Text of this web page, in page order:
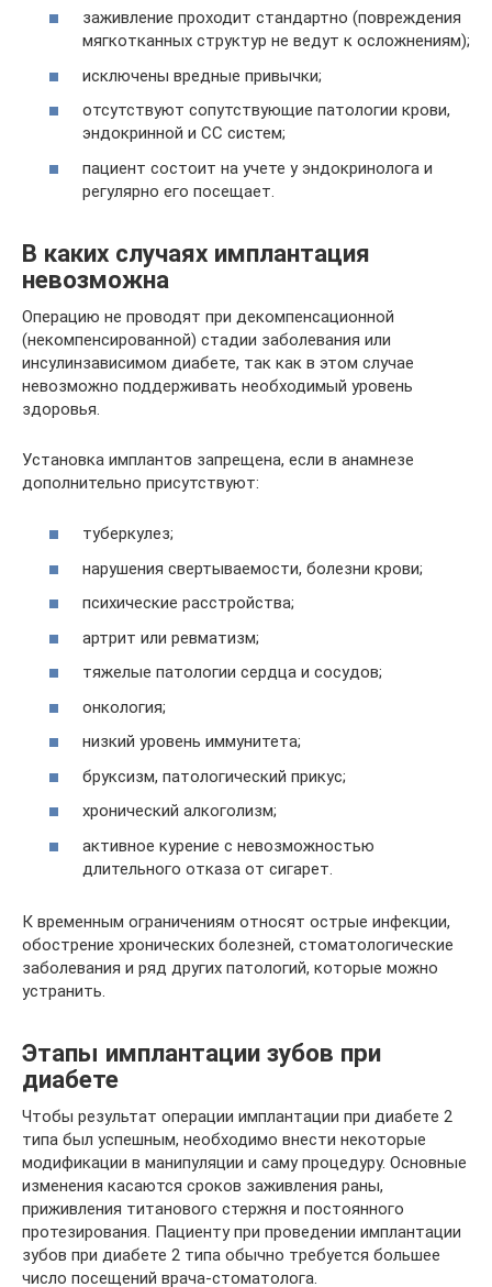
заживление проходит стандартно (повреждения
мягкотканных структур не ведут к осложнениям);
исключены вредные привычки;
отсутствуют сопутствующие патологии крови,
эндокринной и СС систем;
пациент состоит на учете у эндокринолога и
регулярно его посещает.
В каких случаях имплантация
невозможна
Операцию не проводят при декомпенсационной
(некомпенсированной) стадии заболевания или
инсулинзависимом диабете, так как в этом случае
невозможно поддерживать необходимый уровень
здоровья.
Установка имплантов запрещена, если в анамнезе
дополнительно присутствуют:
туберкулез;
нарушения свертываемости, болезни крови;
психические расстройства;
артрит или ревматизм;
тяжелые патологии сердца и сосудов;
онкология;
низкий уровень иммунитета;
бруксизм, патологический прикус;
хронический алкоголизм;
активное курение с невозможностью
длительного отказа от сигарет.
К временным ограничениям относят острые инфекции,
обострение хронических болезней, стоматологические
заболевания и ряд других патологий, которые можно
устранить.
Этапы имплантации зубов при
диабете
Чтобы результат операции имплантации при диабете 2
типа был успешным, необходимо внести некоторые
модификации в манипуляции и саму процедуру. Основные
изменения касаются сроков заживления раны,
приживления титанового стержня и постоянного
протезирования. Пациенту при проведении имплантации
зубов при диабете 2 типа обычно требуется большее
число посещений врача-стоматолога.